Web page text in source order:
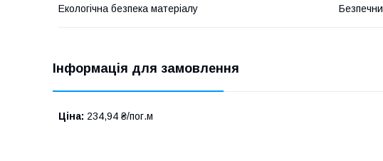
Екологічна безпека матеріалу
Інформація для замовлення
Ціна: 234,94 ₴/пог.м